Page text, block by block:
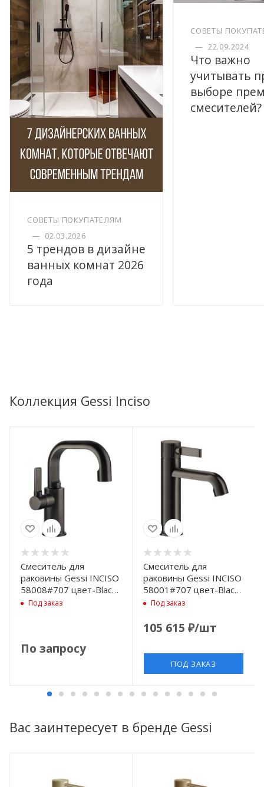
СОВЕТЫ ПОКУПАТЕЛЯМ
— 02.03.2026
5 трендов в дизайне
ванных комнат 2026
года
СОВЕТЫ
— 22.09.2024
Что важно
учитывать
выборе
смесителей?
Коллекция Gessi Inciso
Смеситель для
раковины Gessi INCISO
58008#707 цвет-Black
Metal Brushed PVD
Под заказ
По запросу
Смеситель для
раковины Gessi INCISO
58001#707 цвет-Black
Metal Brushed PVD
Под заказ
105 615 ₽/шт
ПОД ЗАКАЗ
Вас заинтересует в бренде Gessi